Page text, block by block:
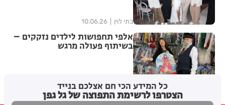
בתי לוין 10.06.26
אלפי תחפושות לילדים נזקקים –
בשיתוף פעולה מרגש
כל המידע הכי חם אצלכם בנייד
הצטרפו לרשימת התפוצה של גל גפן